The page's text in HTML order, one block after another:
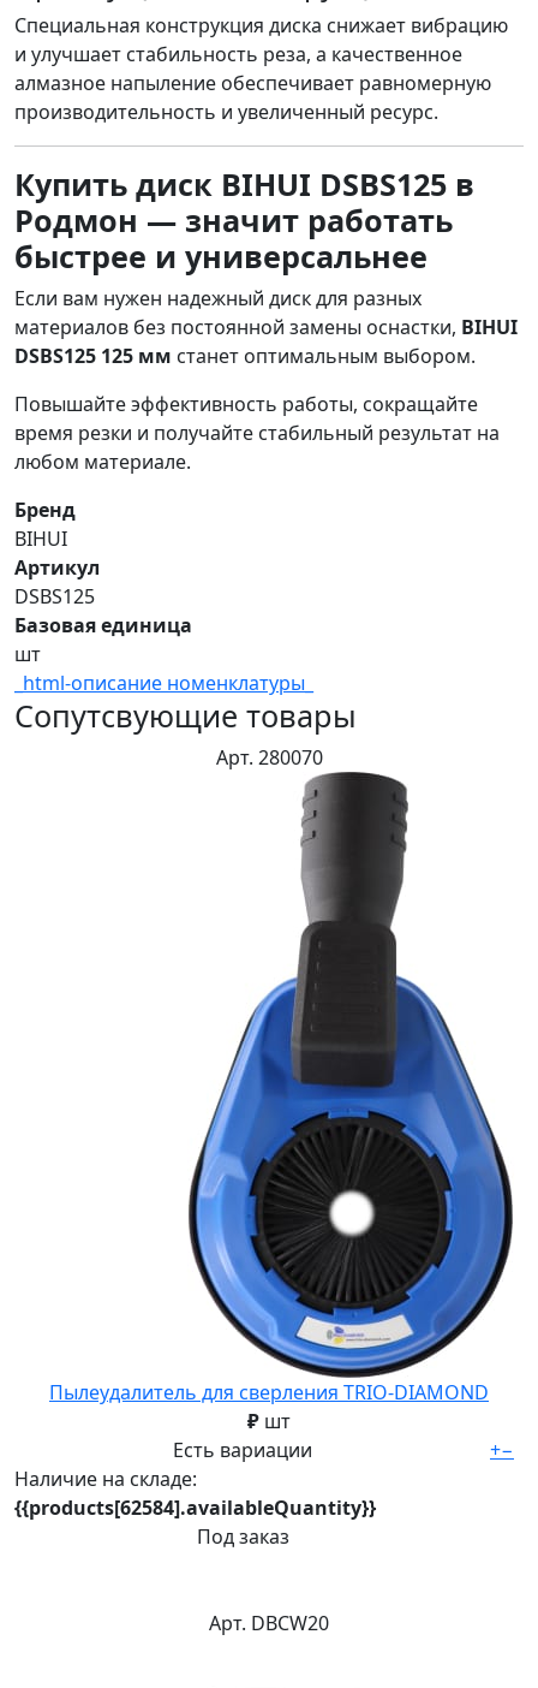
Специальная конструкция диска снижает вибрацию
и улучшает стабильность реза, а качественное
алмазное напыление обеспечивает равномерную
производительность и увеличенный ресурс.
Купить диск BIHUI DSBS125 в
Родмон — значит работать
быстрее и универсальнее
Если вам нужен надежный диск для разных
материалов без постоянной замены оснастки, BIHUI
DSBS125 125 мм станет оптимальным выбором.
Повышайте эффективность работы, сокращайте
время резки и получайте стабильный результат на
любом материале.
Бренд
BIHUI
Артикул
DSBS125
Базовая единица
шт
_html-описание номенклатуры_
Сопутсвующие товары
Арт. 280070
Пылеудалитель для сверления TRIO-DIAMOND
₽ шт
Есть вариации
Наличие на складе:
{{products[62584].availableQuantity}}
Под заказ
+−
Арт. DBCW20